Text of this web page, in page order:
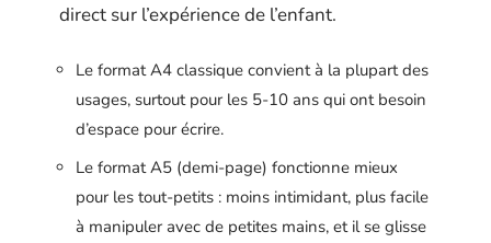
direct sur l’expérience de l’enfant.
Le format A4 classique convient à la plupart des
usages, surtout pour les 5-10 ans qui ont besoin
d’espace pour écrire.
Le format A5 (demi-page) fonctionne mieux
pour les tout-petits : moins intimidant, plus facile
à manipuler avec de petites mains, et il se glisse